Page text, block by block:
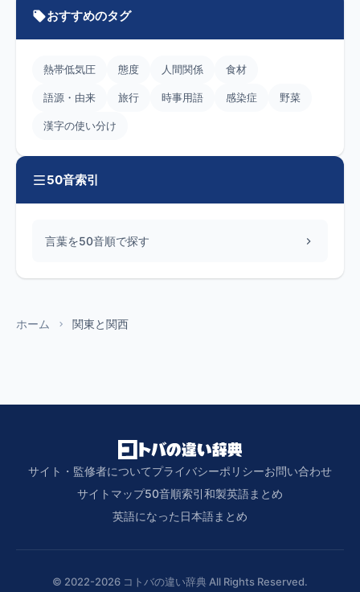
おすすめのタグ
熱帯低気圧 態度 人間関係 食材
語源・由来 旅行 時事用語 感染症 野菜
漢字の使い分け
50音索引
言葉を50音順で探す
ホーム 関東と関西
サイト・監修者についてプライバシーポリシーお問い合わせ
サイトマップ50音順索引和製英語まとめ
英語になった日本語まとめ
© 2022-2026 コトバの違い辞典 All Rights Reserved.